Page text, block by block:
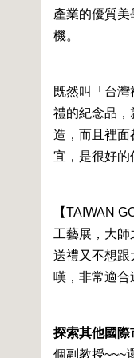
產業的優質
機。
既然叫「台
禮的紀念品，
造，而且裡面
宜，是很好的
【TAIWAN
工藝展，大
送禮又不想跟
嘆，非常適合
探索其他國際
個副教授~~~